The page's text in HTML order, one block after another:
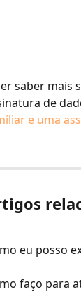
saber mais
de
e uma
eu posso
faço para